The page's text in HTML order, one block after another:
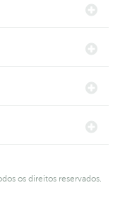
os direitos reservados.